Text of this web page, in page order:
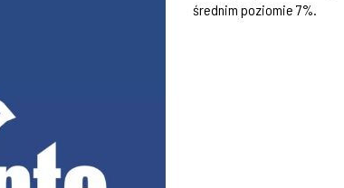
średnim poziomie 7%.